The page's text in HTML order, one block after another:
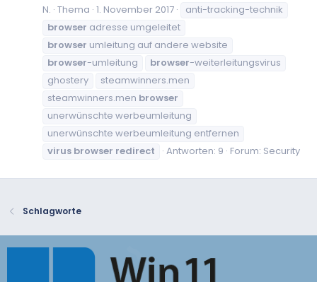
N. Thema 1. November 2017
anti-tracking-technik
browser adresse umgeleitet
browser umleitung auf andere website
browser-umleitung browser-weiterleitungsvirus
ghostery
steamwinners.men
steamwinners.men browser
unerwünschte werbeumleitung
unerwünschte werbeumleitung entfernen
virus browser redirect Antworten: 9 Forum: Security
Schlagworte